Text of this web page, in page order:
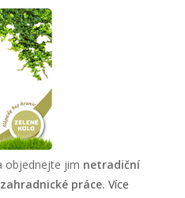
objednejte jim netradiční
práce. Více